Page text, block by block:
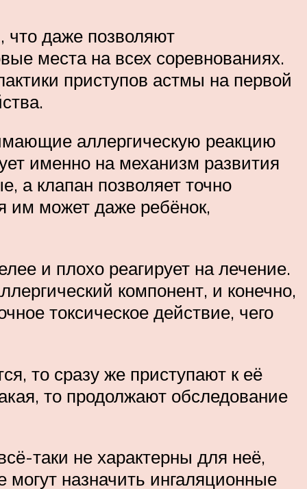
что даже позволяют
места на всех соревнованиях.
приступов астмы на первой
аллергическую реакцию
именно на механизм развития
а клапан позволяет точно
им может даже ребёнок,
и плохо реагирует на лечение.
компонент, и конечно,
токсическое действие, чего
то сразу же приступают к её
то продолжают обследование
таки не характерны для неё,
назначить ингаляционные